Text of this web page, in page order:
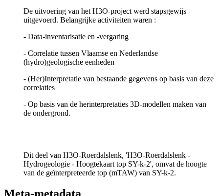
De uitvoering van het H3O-project werd stapsgewijs
uitgevoerd. Belangrijke activiteiten waren :
- Data-inventarisatie en -vergaring
- Correlatie tussen Vlaamse en Nederlandse
(hydro)geologische eenheden
- (Her)Interpretatie van bestaande gegevens op basis van deze
correlaties
- Op basis van de herinterpretaties 3D-modellen maken van
de ondergrond.
Dit deel van H3O-Roerdalslenk, 'H3O-Roerdalslenk -
Hydrogeologie - Hoogtekaart top SY-k-2', omvat de hoogte
van de geïnterpreteerde top (mTAW) van SY-k-2.